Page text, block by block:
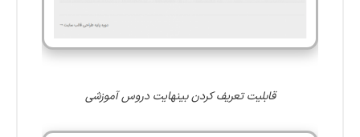
قابلیت تعریف کردن بینهایت دروس آموزشی